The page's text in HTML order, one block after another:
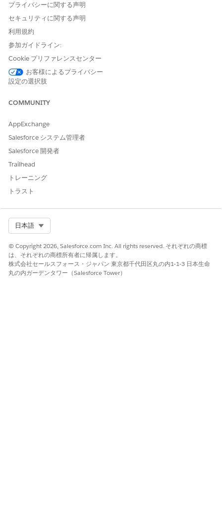
bulk action configurations that integrate with actionable
lists and provide your list creators with easily accessible
and relevant bulk actions on Bulk Action Panel. You can
and screen type flows in a bulk action configuration.
SEE ALSO
この記事で問題は解決されましたか?
プライバシーに関する声明
セキュリティに関する声明
利用規約
参加ガイドライン:
Cookie プリファレンスセンター
お客様によるプライバシー
設定の選択肢
COMMUNITY
AppExchange
Salesforce システム管理者
Salesforce 開発者
Trailhead
トレーニング
トラスト
日本語
© Copyright 2026, Salesforce.com Inc. All rights reserved. それぞれの商標
は、それぞれの商標所有者に帰属します。
株式会社セールスフォース・ジャパン 東京都千代田区丸の内1-1-3 日本生命
丸の内ガーデンタワー（Salesforce Tower）